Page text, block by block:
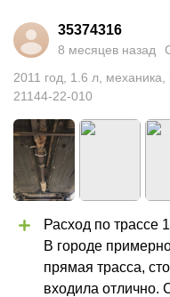
35374316
8 месяцев назад
2011 год 1.6 л механика
21144-22-010
Расход по трассе
В городе
прямая трасса,
входила отлично.